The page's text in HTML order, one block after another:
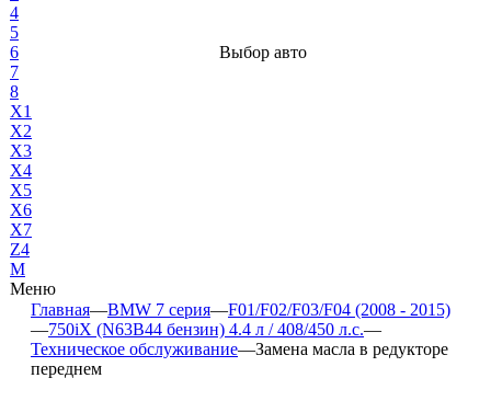
4
5
6
7
8
X1
X2
X3
X4
X5
X6
X7
Z4
М
Меню
Выбор авто
Главная—BMW 7 серия—F01/F02/F03/F04 (2008 - 2015)
—750iX (N63B44 бензин) 4.4 л / 408/450 л.с.—
Техническое обслуживание—Замена масла в редукторе
переднем